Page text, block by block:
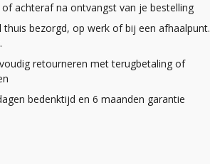
of achteraf na ontvangst van je bestelling
thuis bezorgd, op werk of bij een afhaalpunt.
retourneren met terugbetaling of
bedenktijd en 6 maanden garantie